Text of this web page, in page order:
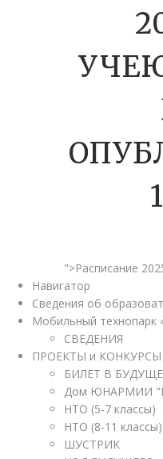
">Расписание
Навигатор
Сведения об
Мобильный технопарк
СВЕДЕНИЯ
ПРОЕКТЫ и КОНКУРСЫ
БИЛЕТ В
Дом ЮНАРМИИ
НТО (5-7 классы)
НТО (8-11 классы)
ШУСТРИК